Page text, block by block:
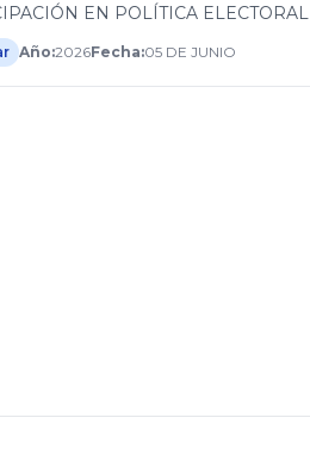
EN POLÍTICA ELECTORAL
Año:2026Fecha:05 DE JUNIO